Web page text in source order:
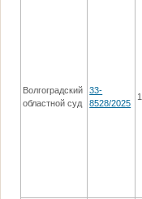
Волгоградский
областной суд
33-
8528/2025